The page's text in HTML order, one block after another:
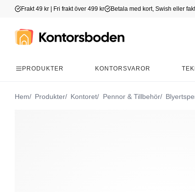
Frakt 49 kr | Fri frakt över 499 kr Betala med kort, Swish eller
PRODUKTER KONTORSVAROR
Hem Produkter Kontoret Pennor & Tillbehör